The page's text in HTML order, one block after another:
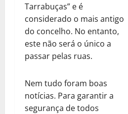
Tarrabuças” e é
considerado o mais antigo
do concelho. No entanto,
este não será o único a
passar pelas ruas.
Nem tudo foram boas
notícias. Para garantir a
segurança de todos